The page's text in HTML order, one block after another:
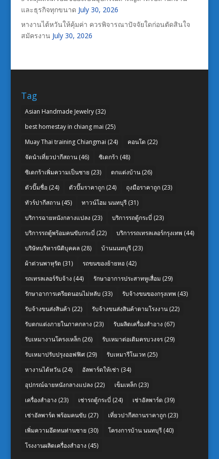
และธุรกิจทุกขนาด July 30, 2026
หางานไต้หวันให้คุ้มค่า ควรพิจารณาปัจจัยใดก่อนตัดสินใจ
สมัครงาน July 30, 2026
Tag
Asian Handmade Jewelry(32)
best homestay in chiang mai (25)
Muay Thai training Chiangmai (24) คอนโด (22)
จัดนำเที่ยวปากีสถาน(46) ซิเดกร้า (48)
ซิเดกร้าเพิ่มความเป็นชาย (23) ตกแต่งบ้าน(26)
ตัวปั๊มชื่อ(24) ตัวปั๊มราคาถูก(24) ถุงมือราคาถูก(23)
ทัวร์ปากีสถาน(45) ทาวน์โฮม นนทบุรี(31)
บริการฉายหนังกลางแปลง (23) บริการรถตู้กระบี่ (23)
บริการรถตู้พร้อมคนขับกระบี่ (22) บริการรถเทรลเลอร์กรุงเทพ (44)
บริษัทบริหารนิติบุคคล(28) บ้านนนทบุรี(23)
ผ้าต่วนพาหุรัด (31) รถขนของย้ายหอ(42)
รถเทรลเลอร์รับจ้าง (44) รักษาอาการประสาทหูเสื่อม (29)
รักษาอาการเครียดนอนไม่หลับ (33) รับจ้างขนของกรุงเทพ (43)
รับจ้างขนส่งสินค้า (22) รับจ้างขนส่งสินค้าตามโรงงาน(22)
รับตกแต่งภายในภาคกลาง (23) รับผลิตเครื่องสำอาง (67)
รับเหมางานโครงเหล็ก(26) รับเหมาต่อเติมครบวงจร(29)
รับเหมาปรับปรุงออฟฟิศ(29) รับเหมารีโนเวท (25)
หางานไต้หวัน(24) อัลพาร์ดให้เช่า (34)
อุปกรณ์ฉายหนังกลางแปลง (22) เข็มเหล็ก(23)
เครื่องสำอาง (23) เช่ารถตู้กระบี่ (24) เช่าอัลพาร์ด (39)
เช่าอัลพาร์ด พร้อมคนขับ (27) เที่ยวปากีสถานราคาถูก(23)
เพิ่มความอึดทนท่านชาย (30) โครงการบ้าน นนทบุรี(40)
โรงงานผลิตเครื่องสำอาง (45)